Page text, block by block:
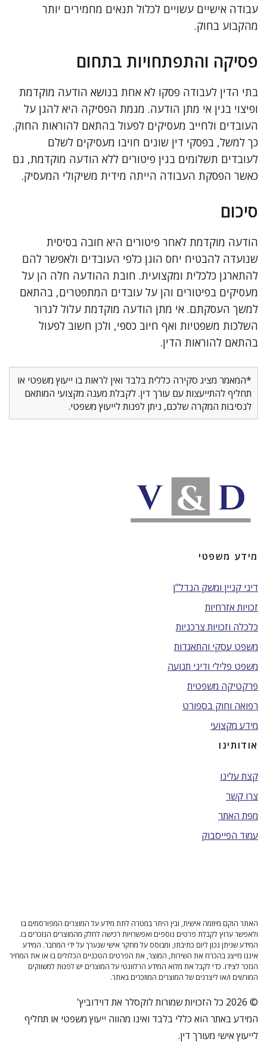
עבודה אישיים עשויים לכלול תנאים מחמירים יותר
מהקבוע בחוק.
פסיקה והתפתחויות בתחום
בתי הדין לעבודה פסקו לא אחת בנושא הודעה מוקדמת
ופיצוי בגין אי מתן הודעה. מגמת הפסיקה היא להגן על
העובדים ולחייב מעסיקים לפעול בהתאם להוראות החוק.
כך למשל, בפסקי דין שונים חויבו מעסיקים לשלם
לעובדים תשלומים בגין פיטורים ללא הודעה מוקדמת, גם
כאשר הפסקת העבודה הייתה מידית משיקולי המעסיק.
סיכום
הודעה מוקדמת לאחר פיטורים היא חובה בסיסית
שנועדה להבטיח יחס הוגן כלפי העובדים ולאפשר להם
להתארגן כלכלית ומקצועית. חובת ההודעה חלה הן על
מעסיקים בפיטורים והן על עובדים המתפטרים, בהתאם
למשך העסקתם. אי מתן הודעה מוקדמת עלול לגרור
השלכות משפטיות ואף חיוב כספי, ולכן חשוב לפעול
בהתאם להוראות הדין.
*המאמר מציג סקירה כללית בלבד ואין לראות בו ייעוץ משפטי או
תחליף להתייעצות עם עורך דין. לקבלת מענה מקצועי המותאם
לנסיבות המקרה שלכם, ניתן לפנות לייעוץ משפטי.
מידע משפטי
דיני קניין ומשק הנדל"ן
זכויות אזרחיות
כלכלה וזכויות צרכניות
משפט עסקי והתאגדות
משפט פלילי ודיני תנועה
פרקטיקה משפטית
רפואה וחוק בספורט
מידע מקצועי
אודותינו
קצת עלינו
צרו קשר
מפת האתר
עמוד הפייסבוק
האתר הוקם מיוזמה אישית, ובין היתר במטרה לתת מידע על המוצרים המפורסמים בו
ולאפשר ערוץ לקבלת פרטים נוספים ואפשרויות רכישה לחלק מהמוצרים הנזכרים בו.
המידע שניתן נכון ליום כתיבתו, ומבוסס על מחקר אישי שנערך על ידי המחבר. המידע
איננו מייצג בהכרח את השירות, המוצר, את הפרטים הטכניים הכלולים בו או את המחיר
הנזכר לצידו. כדי לקבל את מלוא המידע הרלוונטי על המוצרים יש לפנות למשווקים
המורשים ו/או ליצרנים של המוצרים המוזכרים באתר.
© 2026 כל הזכויות שמורות לוקסלר את דוידוביץ'
המידע באתר הוא כללי בלבד ואינו מהווה ייעוץ משפטי או תחליף
לייעוץ אישי מעורך דין.